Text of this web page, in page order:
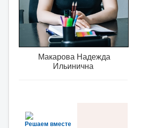
Макарова Надежда
Ильинична
Решаем вместе